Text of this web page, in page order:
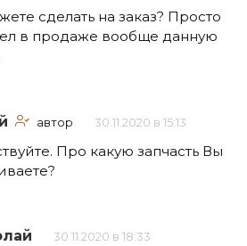
сделать на заказ? Просто
в продаже вообще данную
автор 30.11.2020 в 15:13
Про какую запчасть Вы
30.11.2020 в 18:33